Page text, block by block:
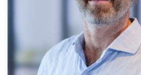
externe locaties
Certificering: ICF - PCC niveau
Institute - CHAP practitioner
mogelijk in het Engels,
ben: Ik ben Pieter Schols, vader
kinderen en mental […]